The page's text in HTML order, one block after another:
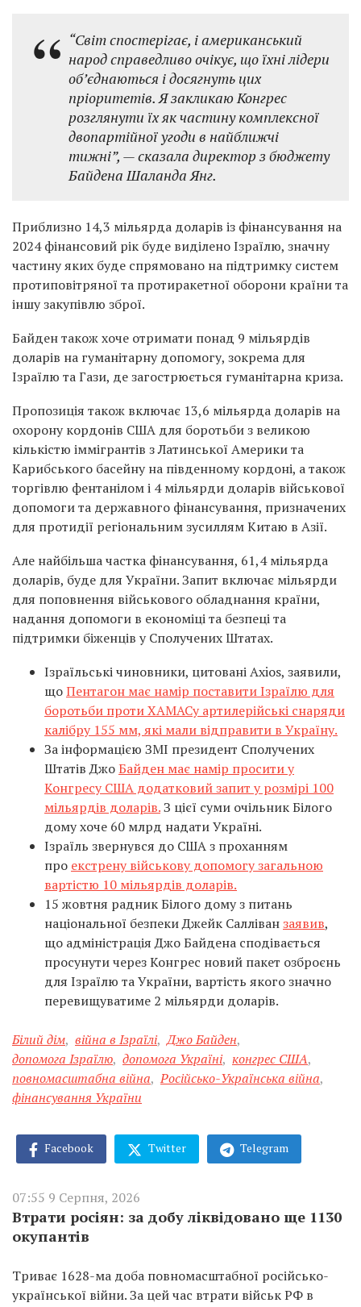
“Світ спостерігає, і американський
народ справедливо очікує, що їхні лідери
об’єднаються і досягнуть цих
пріоритетів. Я закликаю Конгрес
розглянути їх як частину комплексної
двопартійної угоди в найближчі
тижні”, — сказала директор з бюджету
Байдена Шаланда Янг.
Приблизно 14,3 мільярда доларів із фінансування на
2024 фінансовий рік буде виділено Ізраїлю, значну
частину яких буде спрямовано на підтримку систем
протиповітряної та протиракетної оборони країни та
іншу закупівлю зброї.
Байден також хоче отримати понад 9 мільярдів
доларів на гуманітарну допомогу, зокрема для
Ізраїлю та Гази, де загострюється гуманітарна криза.
Пропозиція також включає 13,6 мільярда доларів на
охорону кордонів США для боротьби з великою
кількістю іммігрантів з Латинської Америки та
Карибського басейну на південному кордоні, а також
торгівлю фентанілом і 4 мільярди доларів військової
допомоги та державного фінансування, призначених
для протидії регіональним зусиллям Китаю в Азії.
Але найбільша частка фінансування, 61,4 мільярда
доларів, буде для України. Запит включає мільярди
для поповнення військового обладнання країни,
надання допомоги в економіці та безпеці та
підтримки біженців у Сполучених Штатах.
Ізраїльські чиновники, цитовані Axios, заявили,
щоПентагон має намір поставити Ізраїлю для
боротьби проти ХАМАСу артилерійські снаряди
калібру 155 мм, які мали відправити в Україну.
За інформацією ЗМІ президент Сполучених
Штатів ДжоБайден має намір просити у
Конгресу США додатковий запит у розмірі 100
мільярдів доларів.З цієї суми очільник Білого
дому хоче 60 млрд надати Україні.
Ізраїль звернувся до США з проханням
про екстрену військову допомогу загальною
вартістю 10 мільярдів доларів.
15 жовтня радник Білого дому з питань
національної безпеки Джейк Салліванзаявив,
що адміністрація Джо Байдена сподівається
просунути через Конгрес новий пакет озброєнь
для Ізраїлю та України, вартість якого значно
перевищуватиме 2 мільярди доларів.
Білий дім, війна в Ізраїлі, Джо Байден,
допомога Ізраїлю, допомога Україні, конгрес США,
повномасштабна війна, Російсько-Українська війна,
фінансування України
Facebook Twitter Telegram
07:55 9 Серпня, 2026
Втрати росіян: за добу ліквідовано ще 1130
окупантів
Триває 1628-ма доба повномасштабної російсько-
української війни. За цей час втрати військ РФ в